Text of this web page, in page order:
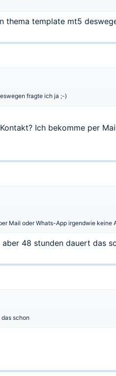
thema template mt5
fragte ich ja ;-)
Ich bekomme per
Mail oder Whats-App irgendwie
48 stunden dauert das
schon